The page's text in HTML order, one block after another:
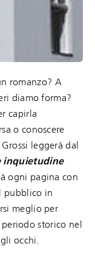
romanzo? A
diamo forma?
capirla
o conoscere
leggerà dal
inquietudine
ogni pagina con
pubblico in
meglio per
storico nel
occhi.